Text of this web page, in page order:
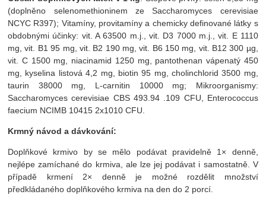
(doplněno selenomethioninem ze Saccharomyces cerevisiae
NCYC R397); Vitamíny, provitamíny a chemicky definované látky s
obdobnými účinky: vit. A 63500 m.j., vit. D3 7000 m.j., vit. E 1110
mg, vit. B1 95 mg, vit. B2 190 mg, vit. B6 150 mg, vit. B12 300 µg,
vit. C 1500 mg, niacinamid 1250 mg, pantothenan vápenatý 450
mg, kyselina listová 4,2 mg, biotin 95 mg, cholinchlorid 3500 mg,
taurin 38000 mg, L-carnitin 10000 mg; Mikroorganismy:
Saccharomyces cerevisiae CBS 493.94 .109 CFU, Enterococcus
faecium NCIMB 10415 2x1010 CFU.
Krmný návod a dávkování:
Doplňkové krmivo by se mělo podávat pravidelně 1× denně,
nejlépe zamíchané do krmiva, ale lze jej podávat i samostatně. V
případě krmení 2× denně je možné rozdělit množství
předkládaného doplňkového krmiva na den do 2 porcí.